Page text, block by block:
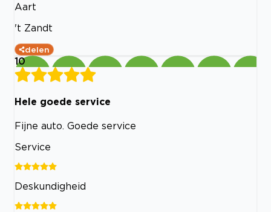
Aart
't Zandt
delen
10
Hele goede service
Fijne auto. Goede service
Service
Deskundigheid